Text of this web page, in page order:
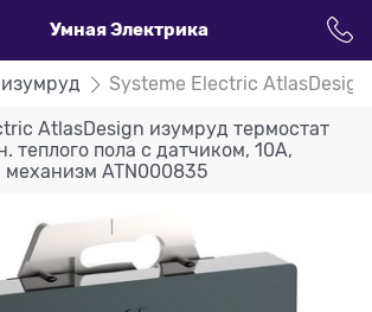
Умная Электрика
Systeme Electric
AtlasDesign изумруд термостат
теплого пола с датчиком, 10A,
механизм ATN000835